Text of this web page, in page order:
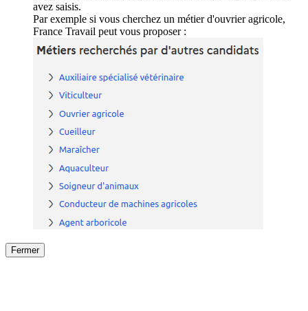
avez saisis.
Par exemple si vous cherchez un métier d'ouvrier agricole,
France Travail peut vous proposer :
Fermer